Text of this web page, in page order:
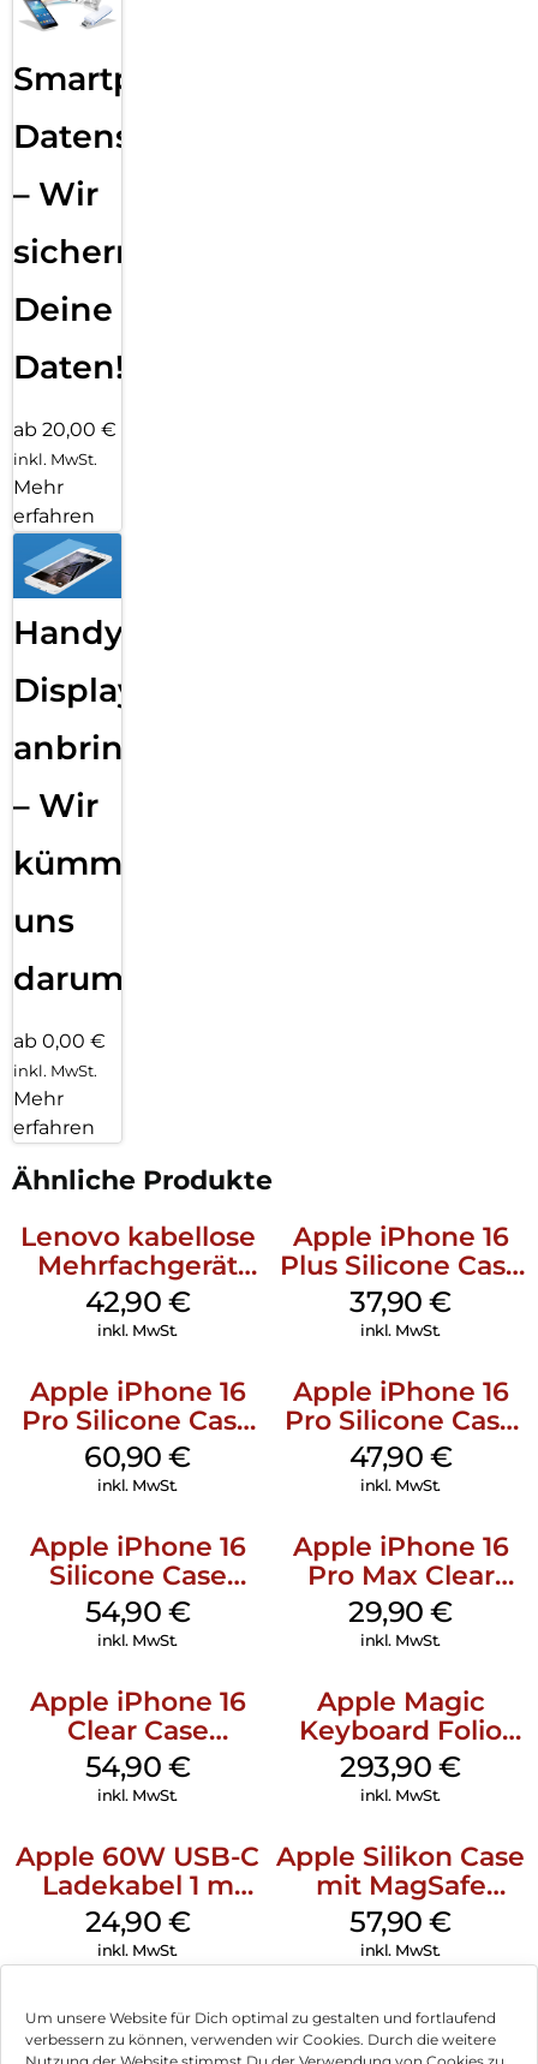
Um unsere Website für Dich optimal zu gestalten und fortlaufend
verbessern zu können, verwenden wir Cookies. Durch die weitere
Smartphone
Datensicherung
– Wir
sichern
Deine
Daten!
ab 20,00 €
inkl. MwSt.
Mehr
erfahren
Handy
Displayfolie
anbringen
– Wir
kümmern
uns
darum!
ab 0,00 €
inkl. MwSt.
Mehr
erfahren
Ähnliche Produkte
Lenovo kabellose
Mehrfachgerät
Luna Grey
42,90 €
inkl. MwSt.
Apple iPhone 16
Plus Silicone Case
MagSafe Lake
Green
37,90€
inkl. MwSt.
Apple iPhone 16
Pro Silicone Case
MagSafe Stone
Gray
60,90€
inkl. MwSt.
Apple iPhone 16
Pro Silicone Case
MagSafe Denim
47,90 €
inkl. MwSt.
Apple iPhone 16
Silicone Case
MagSafe Lake
Green
54,90 €
inkl. MwSt.
Apple iPhone 16
Pro Max Clear
Case MagSafe
Transparent
29,90€
inkl. MwSt.
Apple iPhone 16
Clear Case
MagSafe
Transparent
54,90 €
inkl. MwSt.
Apple Magic
Keyboard Folio
iPad 10.9″ (10.Gen.)
Weiß
293,90€
inkl. MwSt.
Apple 60W USB-C
Ladekabel 1 m
Weiß
24,90 €
inkl. MwSt.
Apple Silikon Case
mit MagSafe
iPhone 14 Pro
(PRODUCT)RED
57,90€
inkl. MwSt.